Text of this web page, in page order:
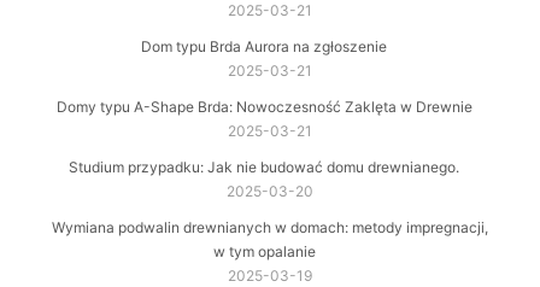
2025-03-21
Dom typu Brda Aurora na zgłoszenie
2025-03-21
Domy typu A-Shape Brda: Nowoczesność Zaklęta w Drewnie
2025-03-21
Studium przypadku: Jak nie budować domu drewnianego.
2025-03-20
Wymiana podwalin drewnianych w domach: metody impregnacji,
w tym opalanie
2025-03-19